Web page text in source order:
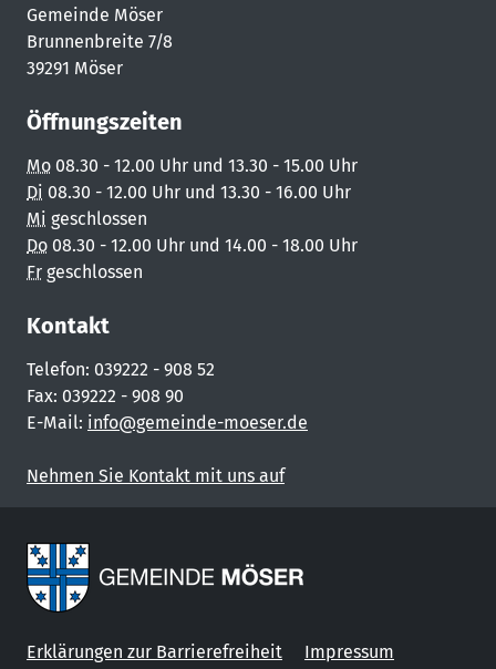
Gemeinde Möser
Brunnenbreite 7/8
39291 Möser
Öffnungszeiten
Mo 08.30 - 12.00 Uhr und 13.30 - 15.00 Uhr
Di 08.30 - 12.00 Uhr und 13.30 - 16.00 Uhr
Mi geschlossen
Do 08.30 - 12.00 Uhr und 14.00 - 18.00 Uhr
Fr geschlossen
Kontakt
Telefon: 039222 - 908 52
Fax: 039222 - 908 90
E-Mail: info@gemeinde-moeser.de
Nehmen Sie Kontakt mit uns auf
Erklärungen zur Barrierefreiheit
Impressum